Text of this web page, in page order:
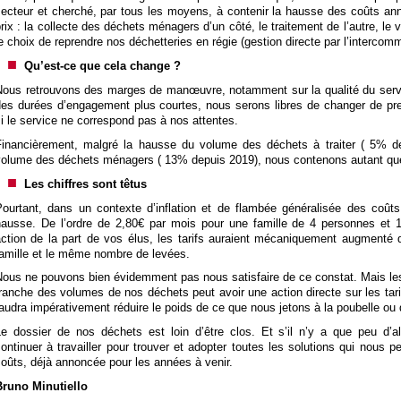
et cherché, par tous les moyens, à contenir la hausse des coûts
: la collecte des déchets ménagers d’un côté, le traitement de l’autre, le
choix de reprendre nos déchetteries en régie (gestion directe par
Qu’est-ce que cela change ?
retrouvons des marges de manœuvre, notamment sur la qualité du
durées d’engagement plus courtes, nous serons libres de changer de
le service ne correspond pas à nos attentes.
malgré la hausse du volume des déchets à traiter ( 5%
des déchets ménagers ( 13% depuis 2019), nous contenons autant
Les chiffres sont têtus
dans un contexte d’inflation et de flambée généralisée des
De l’ordre de 2,80€ par mois pour une famille de 4 personnes et
de la part de vos élus, les tarifs auraient mécaniquement augmenté
et le même nombre de levées.
ne pouvons bien évidemment pas nous satisfaire de ce constat. Mais
des volumes de nos déchets peut avoir une action directe sur les
impérativement réduire le poids de ce que nous jetons à la poubelle
dossier de nos déchets est loin d’être clos. Et s’il n’y a que peu
à travailler pour trouver et adopter toutes les solutions qui nous
déjà annoncée pour les années à venir.
Minutiello